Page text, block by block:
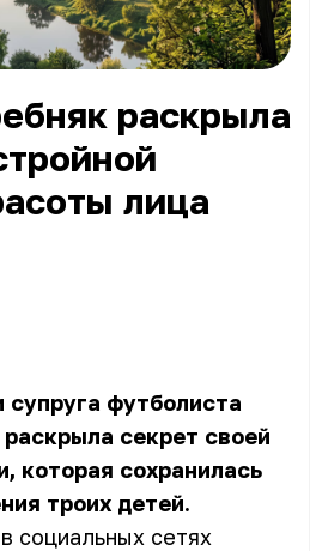
раскрыла
лица
супруга футболиста
секрет своей
которая сохранилась
троих детей.
социальных сетях